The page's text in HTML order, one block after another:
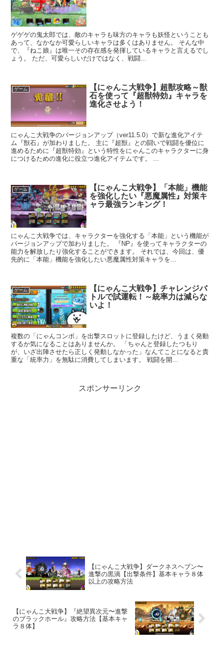
ゲゲゲの鬼太郎では、敵のキャラも味方のキャラも妖怪ということも
あって、なかなか可愛らしいキャラは多くはありません。 そんな中
で、『ねこ娘』は唯一その存在感を発揮しているキャラと言えるでし
ょう。 ただ、可愛らしいだけではなく、戦闘...
ゲーム
【にゃんこ大戦争】超獣攻略～獣
石を使って『超獣特効』キャラを
進化させよう！
にゃんこ大戦争のバージョンアップ（ver11.5.0）で新な進化アイテ
ム『獣石』が加わりました。 主に『超獣』との闘いで戦闘を優位に
進めるために『超獣特効』という特性をにゃんこのキャラクターに身
につけるための進化に役立つ進化アイテムです。 ...
ゲーム
【にゃんこ大戦争】「本能」機能
を強化したい『悪魔属性』対策キ
ャラ最強ランキング！
にゃんこ大戦争では、キャラクターを強化する「本能」という機能が
バージョンアップで加わりました。 『NP』を使ってキャラクターの
能力を解放したり強化することができます。 それでは、今回は、優
先的に「本能」機能を強化したい悪魔属性対策キャラを...
ゲーム
【にゃんこ大戦争】チャレンジバ
トルで試運転！～統率力は減らな
いよ！
複数の「にゃんコンボ」を出撃スロットに登録したけど、うまく発動
するか気になることはありませんか。 「ちゃんと登録したつもり
が、いざ出陣させたら正しく発動しなかった」なんてことになると貴
重な「統率力」を無駄に消費してしまいます。 戦闘を開...
スポンサーリンク
【にゃんこ大戦争】ダークネスヘブン〜
進撃の黒渦【出撃条件】基本キャラ８体
以上の攻略方法
【にゃんこ大戦争】『絶望異次元〜進撃
のブラックホール』攻略方法【基本キャ
ラ８体】